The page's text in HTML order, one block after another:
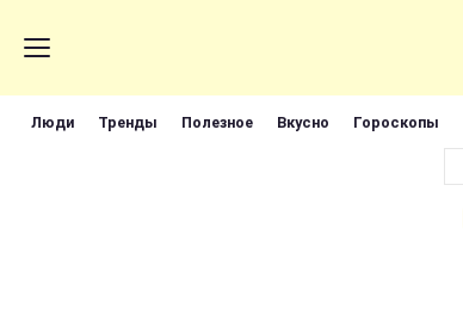
Люди Тренды Полезное Вкусно Гороскопы